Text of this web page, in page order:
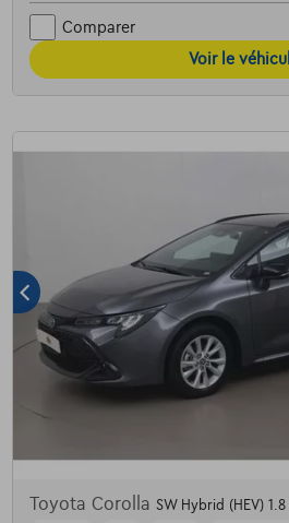
Comparer
Voir le
Toyota Corolla SW Hybrid (HEV)